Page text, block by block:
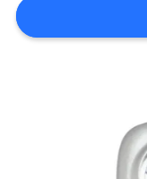
SITEMAP